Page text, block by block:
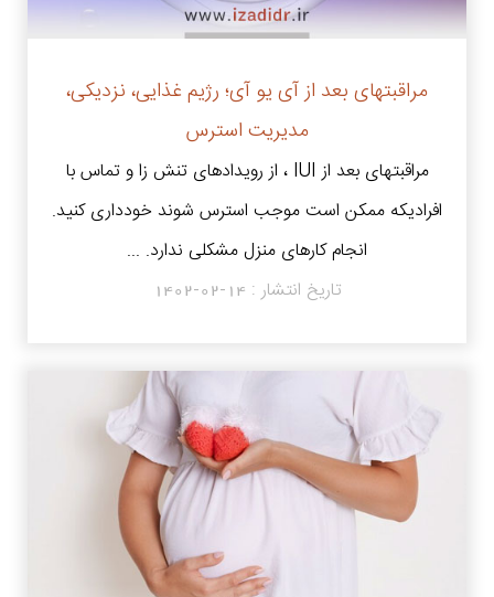
مراقبتهای بعد از آی یو آی؛ رژیم غذایی، نزدیکی،
مدیریت استرس
مراقبتهای بعد از IUI ، از رویدادهای تنش زا و تماس با
افرادیکه ممکن است موجب استرس شوند خودداری کنید.
انجام کارهای منزل مشکلی ندارد. ...
تاریخ انتشار : 1402-02-14